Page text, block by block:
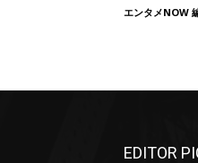
エンタメNOW
EDITOR